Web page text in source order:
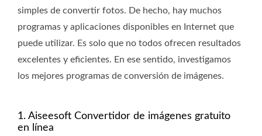
simples de convertir fotos. De hecho, hay muchos
programas y aplicaciones disponibles en Internet que
puede utilizar. Es solo que no todos ofrecen resultados
excelentes y eficientes. En ese sentido, investigamos
los mejores programas de conversión de imágenes.
1. Aiseesoft Convertidor de imágenes gratuito
en línea